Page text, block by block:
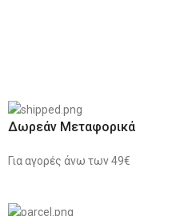
Δωρεάν Μεταφορικά
Για αγορές άνω των 49€